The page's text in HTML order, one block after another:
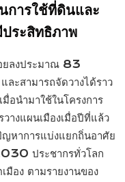
การใช้ที่ดินและ
ประสิทธิภาพ
ยลงประมาณ 83
ละสามารถจัดวางได้ราว
อนำมาใช้ในโครงการ
างแผนเมืองเมื่อปีที่แล้ว
หาการแบ่งแยกถิ่นอาศัย
ประชากรทั่วโลก
มือง ตามรายงานของ